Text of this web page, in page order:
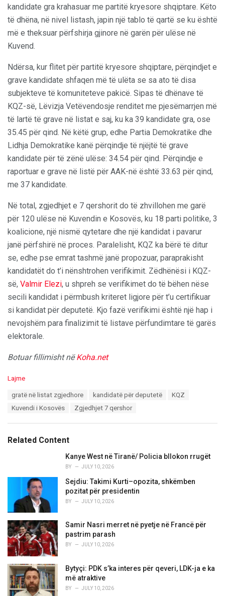
kandidate gra krahasuar me partitë kryesore shqiptare. Këto
të dhëna, në nivel listash, japin një tablo të qartë se ku është
më e theksuar përfshirja gjinore në garën për ulëse në
Kuvend.
Ndërsa, kur flitet për partitë kryesore shqiptare, përqindjet e
grave kandidate shfaqen më të ulëta se sa ato të disa
subjekteve të komuniteteve pakicë. Sipas të dhënave të
KQZ-së, Lëvizja Vetëvendosje renditet me pjesëmarrjen më
të lartë të grave në listat e saj, ku ka 39 kandidate gra, ose
35.45 për qind. Në këtë grup, edhe Partia Demokratike dhe
Lidhja Demokratike kanë përqindje të njëjtë të grave
kandidate për të zënë ulëse: 34.54 për qind. Përqindje e
raportuar e grave në listë për AAK-në është 33.63 për qind,
me 37 kandidate.
Në total, zgjedhjet e 7 qershorit do të zhvillohen me garë
për 120 ulëse në Kuvendin e Kosovës, ku 18 parti politike, 3
koalicione, një nismë qytetare dhe një kandidat i pavarur
janë përfshirë në proces. Paralelisht, KQZ ka bërë të ditur
se, edhe pse emrat tashmë janë propozuar, paraprakisht
kandidatët do t’i nënshtrohen verifikimit. Zëdhënësi i KQZ-
së, Valmir Elezi, u shpreh se verifikimet do të bëhen nëse
secili kandidat i përmbush kriteret ligjore për t’u certifikuar
si kandidat për deputetë. Kjo fazë verifikimi është një hap i
nevojshëm para finalizimit të listave përfundimtare të garës
elektorale.
Botuar fillimisht nëKoha.net
CLajme
gratë në listat zgjedhore kandidatë për deputetë
KQZ
Kuvendi i Kosovës
Zgjedhjet 7 qershor
Related Content
Kanye West në Tiranë/ Policia bllokon rrugët
BY JULY 10, 2026
Sejdiu: Takimi Kurti–opozita, shkëmben
pozitat për presidentin
BY JULY 10, 2026
Samir Nasri merret në pyetje në Francë për
pastrim parash
BY JULY 10, 2026
Bytyçi: PDK s’ka interes për qeveri, LDK-ja e ka
më atraktive
BY JULY 10, 2026